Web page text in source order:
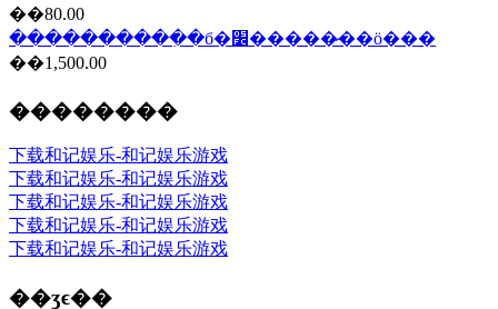
��80.00
����������ִ�б�׼�����̷��ö���
��1,500.00
��������
下载和记娱乐-和记娱乐游戏
下载和记娱乐-和记娱乐游戏
下载和记娱乐-和记娱乐游戏
下载和记娱乐-和记娱乐游戏
下载和记娱乐-和记娱乐游戏
��ʒϵ��